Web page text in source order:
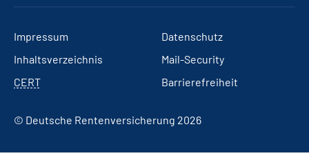
Impressum
Datenschutz
Inhaltsverzeichnis
Mail-Security
CERT
Barrierefreiheit
© Deutsche Rentenversicherung 2026